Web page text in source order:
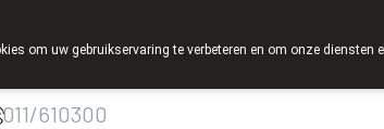
Meysen
011/610300
om uw gebruikservaring te verbeteren en om onze